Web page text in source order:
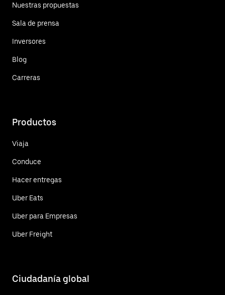
Nuestras propuestas
Sala de prensa
Inversores
Blog
Carreras
Productos
Viaja
Conduce
Hacer entregas
Uber Eats
Uber para Empresas
Uber Freight
Ciudadanía global